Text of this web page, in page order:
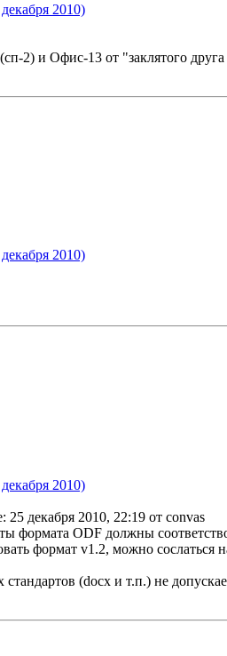
2010)
2) и Офис-13 от "заклятого
2010)
2010)
: 25 декабря 2010, 22:19 от convas
формата ODF должны
формат v1.2, можно сослаться
(docx и т.п.) не